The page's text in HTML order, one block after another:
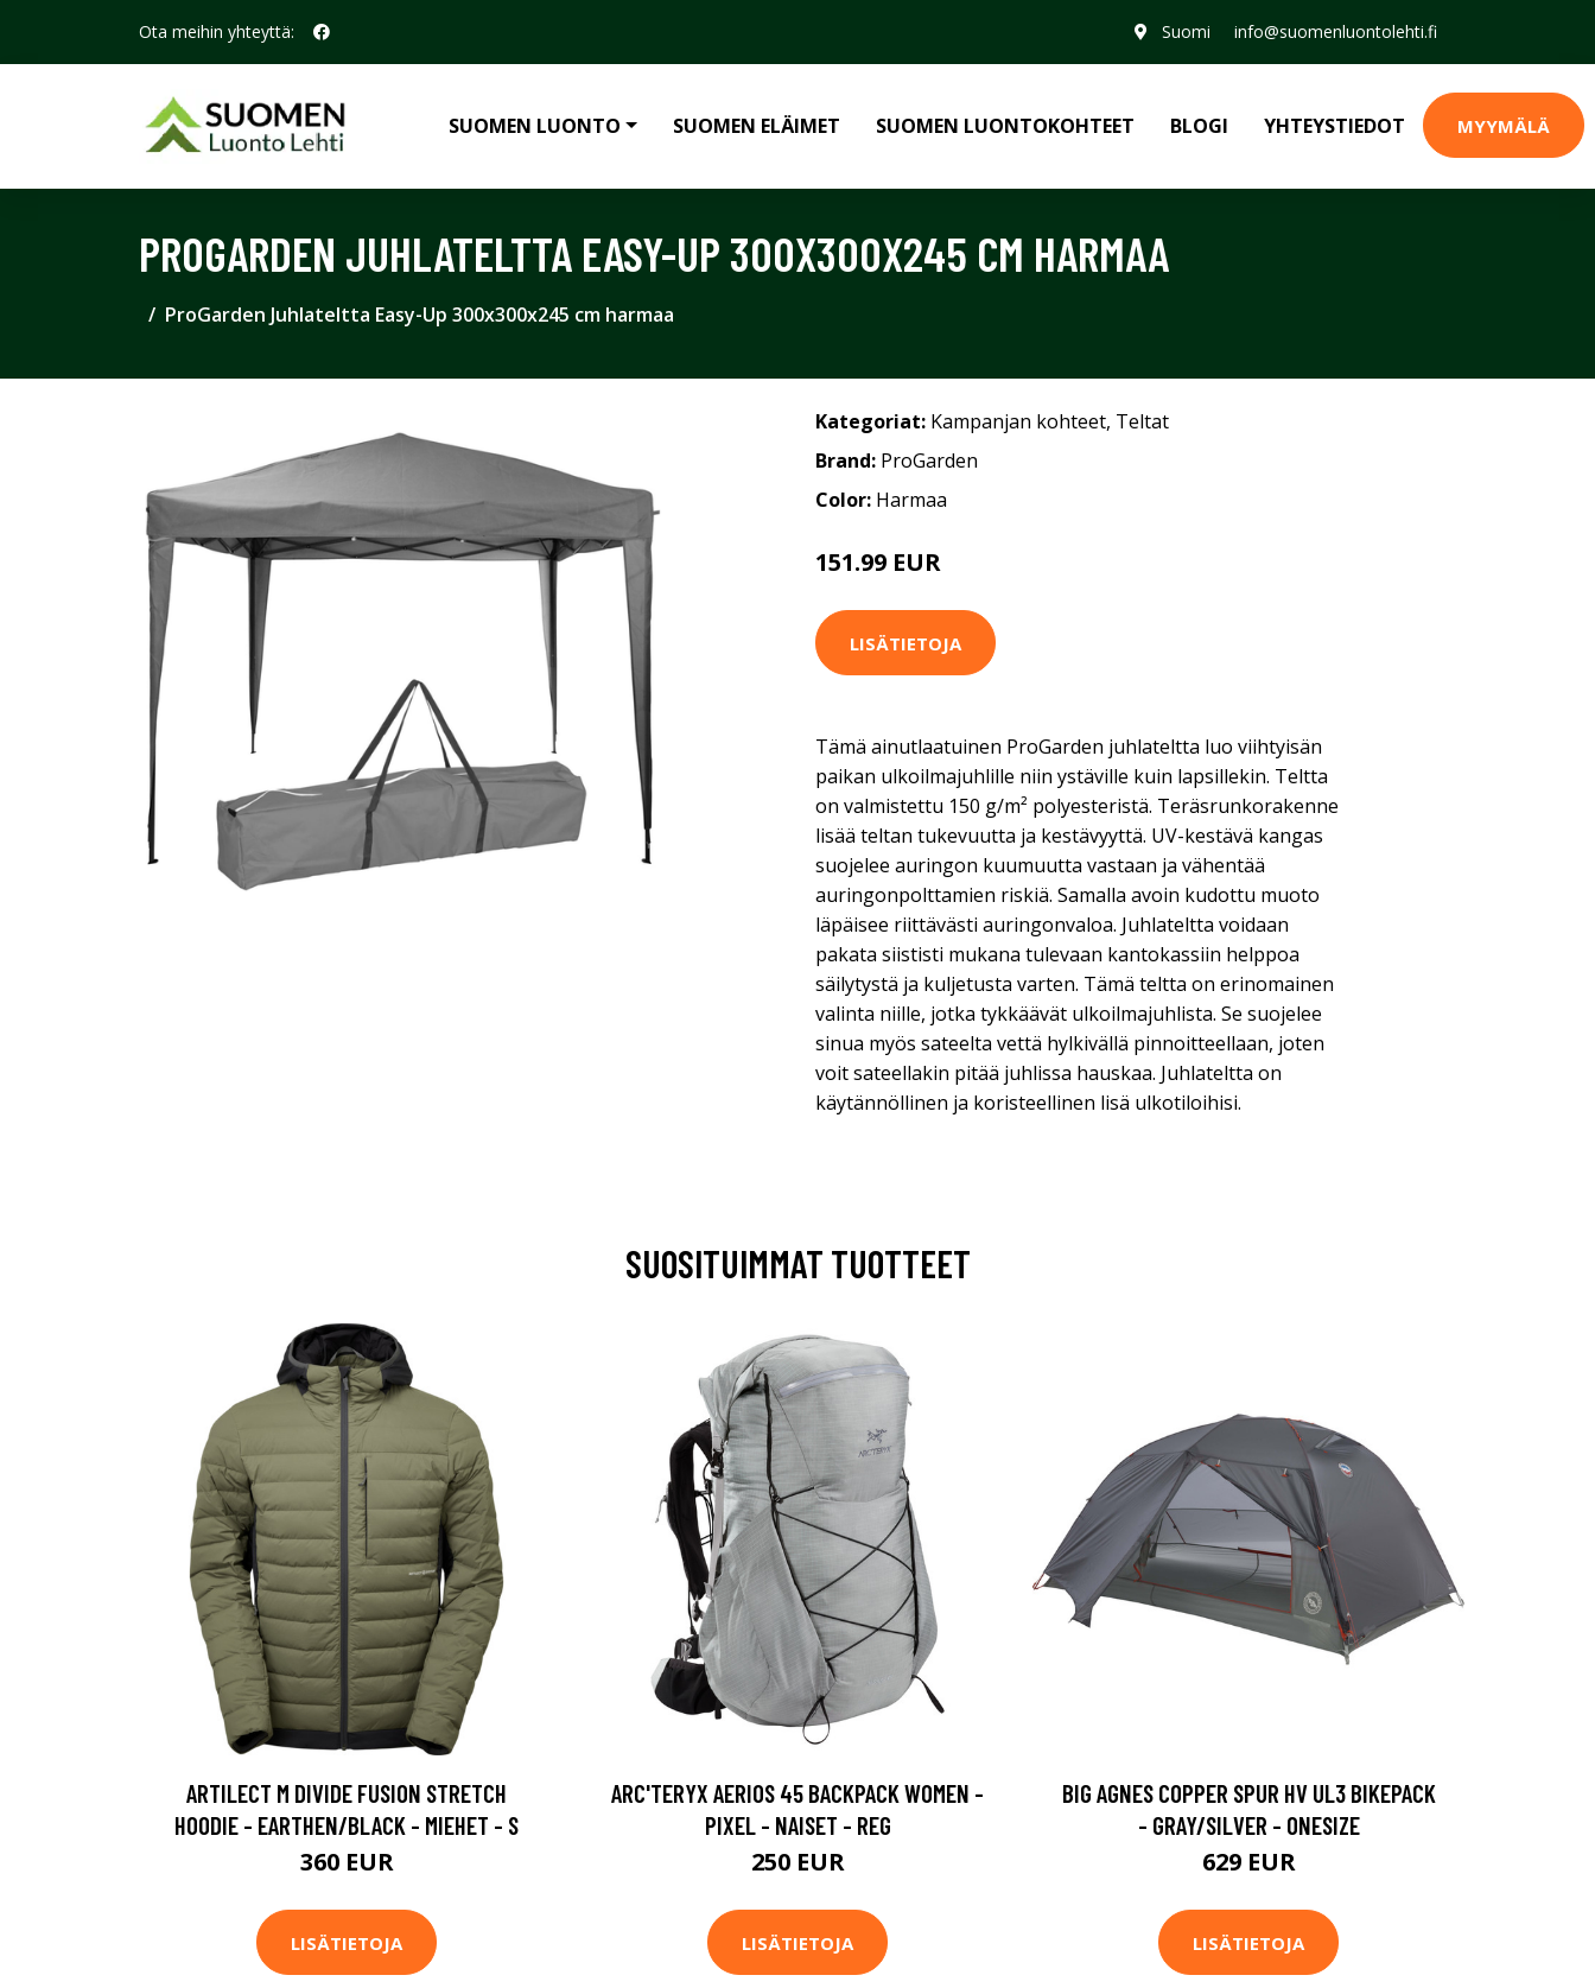
Ota meihin yhteyttä: Suomi info@suomenluontolehti.fi
SUOMEN LUONTO SUOMEN ELÄIMET SUOMEN LUONTOKOHTEET BLOGI YHTEYSTIEDOT MYYMÄLÄ
PROGARDEN JUHLATELTTA EASY-UP 300X300X245 CM HARMAA
ProGarden Juhlateltta Easy-Up 300x300x245 cm harmaa
Kategoriat: Kampanjan kohteet, Teltat
Brand: ProGarden
Color: Harmaa
151.99 EUR
LISÄTIETOJA
Tämä ainutlaatuinen ProGarden juhlateltta luo viihtyisän
paikan ulkoilmajuhlille niin ystäville kuin lapsillekin. Teltta
on valmistettu 150 g/m² polyesteristä. Teräsrunkorakenne
lisää teltan tukevuutta ja kestävyyttä. UV-kestävä kangas
suojelee auringon kuumuutta vastaan ja vähentää
auringonpolttamien riskiä. Samalla avoin kudottu muoto
läpäisee riittävästi auringonvaloa. Juhlateltta voidaan
pakata siististi mukana tulevaan kantokassiin helppoa
säilytystä ja kuljetusta varten. Tämä teltta on erinomainen
valinta niille, jotka tykkäävät ulkoilmajuhlista. Se suojelee
sinua myös sateelta vettä hylkivällä pinnoitteellaan, joten
voit sateellakin pitää juhlissa hauskaa. Juhlateltta on
käytännöllinen ja koristeellinen lisä ulkotiloihisi.
SUOSITUIMMAT TUOTTEET
ARTILECT M DIVIDE FUSION STRETCH
HOODIE - EARTHEN/BLACK - MIEHET - S
360 EUR
LISÄTIETOJA
ARC'TERYX AERIOS 45 BACKPACK WOMEN -
PIXEL - NAISET - REG
250 EUR
LISÄTIETOJA
BIG AGNES COPPER SPUR HV UL3 BIKEPACK
- GRAY/SILVER - ONESIZE
629 EUR
LISÄTIETOJA